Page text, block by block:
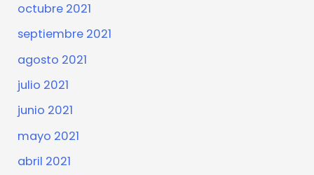
octubre 2021
septiembre 2021
agosto 2021
julio 2021
junio 2021
mayo 2021
abril 2021